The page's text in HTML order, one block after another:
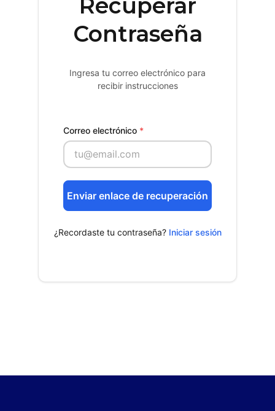
Recuperar
Contraseña
Ingresa tu correo electrónico para
recibir instrucciones
Correo electrónico
Enviar enlace de recuperación
¿Recordaste tu contraseña? Iniciar sesión